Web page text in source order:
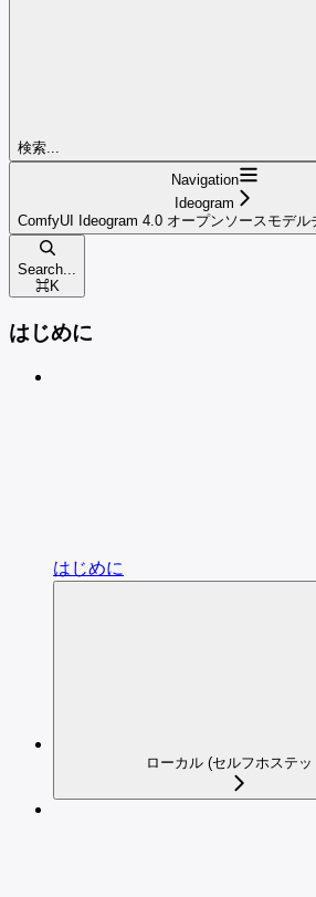
検索...
Navigation
Ideogram
ComfyUI Ideogram 4.0 オープンソースモデル
Search...
⌘K
はじめに
はじめに
ローカル (セルフホステッ